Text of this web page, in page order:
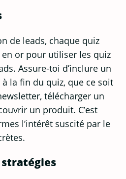
de leads, chaque quiz
or pour utiliser les quiz
Assure-toi d’inclure un
la fin du quiz, que ce soit
télécharger un
un produit. C’est
l’intérêt suscité par le